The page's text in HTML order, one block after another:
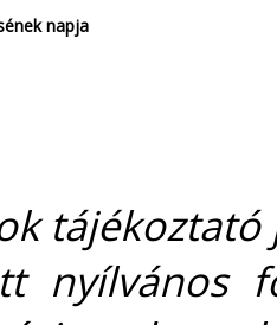
napja
nyílvános